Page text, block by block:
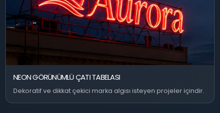
NEON GÖRÜNÜMLÜ ÇATI TABELASI
Dekoratif ve dikkat çekici marka algısı isteyen projeler içindir.